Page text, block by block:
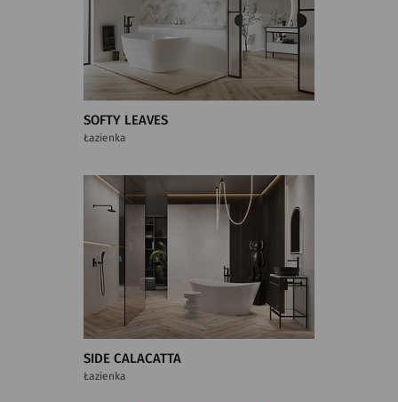
SOFTY LEAVES
Łazienka
SIDE CALACATTA
Łazienka